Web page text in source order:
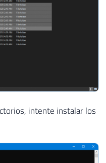
intente instalar los